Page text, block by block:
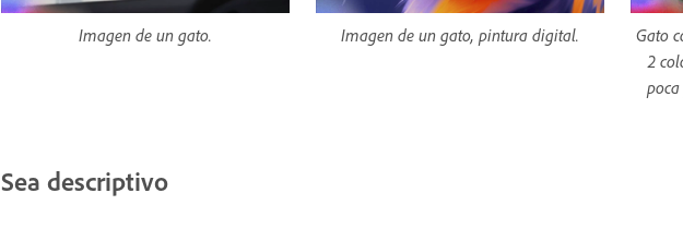
Imagen de un gato. Imagen de un gato, pintura digital.
Gato
2
Sea descriptivo